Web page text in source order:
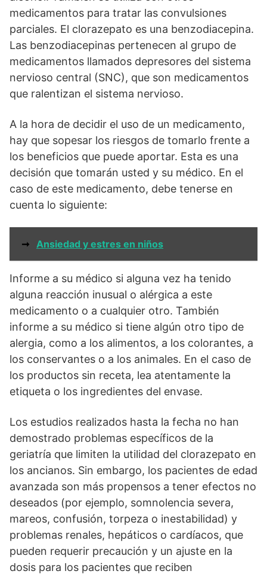
medicamentos para tratar las convulsiones
parciales. El clorazepato es una benzodiacepina.
Las benzodiacepinas pertenecen al grupo de
medicamentos llamados depresores del sistema
nervioso central (SNC), que son medicamentos
que ralentizan el sistema nervioso.
A la hora de decidir el uso de un medicamento,
hay que sopesar los riesgos de tomarlo frente a
los beneficios que puede aportar. Esta es una
decisión que tomarán usted y su médico. En el
caso de este medicamento, debe tenerse en
cuenta lo siguiente:
➞ Ansiedad y estres en niños
Informe a su médico si alguna vez ha tenido
alguna reacción inusual o alérgica a este
medicamento o a cualquier otro. También
informe a su médico si tiene algún otro tipo de
alergia, como a los alimentos, a los colorantes, a
los conservantes o a los animales. En el caso de
los productos sin receta, lea atentamente la
etiqueta o los ingredientes del envase.
Los estudios realizados hasta la fecha no han
demostrado problemas específicos de la
geriatría que limiten la utilidad del clorazepato en
los ancianos. Sin embargo, los pacientes de edad
avanzada son más propensos a tener efectos no
deseados (por ejemplo, somnolencia severa,
mareos, confusión, torpeza o inestabilidad) y
problemas renales, hepáticos o cardíacos, que
pueden requerir precaución y un ajuste en la
dosis para los pacientes que reciben